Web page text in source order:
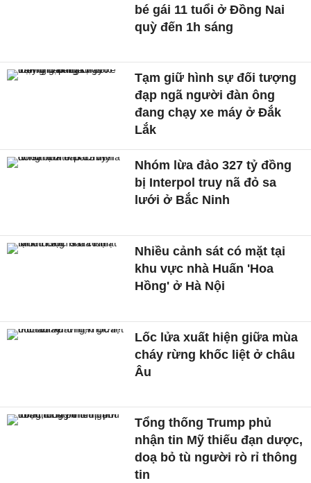
bé gái 11 tuổi ở Đồng Nai
quỳ đến 1h sáng
Tạm giữ hình sự đối tượng
đạp ngã người đàn ông
đang chạy xe máy ở Đắk
Lắk
Nhóm lừa đảo 327 tỷ đồng
bị Interpol truy nã đỏ sa
lưới ở Bắc Ninh
Nhiều cảnh sát có mặt tại
khu vực nhà Huấn 'Hoa
Hồng' ở Hà Nội
Lốc lửa xuất hiện giữa mùa
cháy rừng khốc liệt ở châu
Âu
Tổng thống Trump phủ
nhận tin Mỹ thiếu đạn dược,
doạ bỏ tù người rò rỉ thông
tin